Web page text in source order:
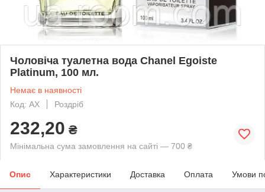
Чоловіча туалетна вода Chanel Egoiste
Platinum, 100 мл.
Немає в наявності
Код: AX
Роздріб
232,20 ₴
Мінімальна сума замовлення на сайті — 700 ₴
Опис Характеристики Доставка Оплата Умови